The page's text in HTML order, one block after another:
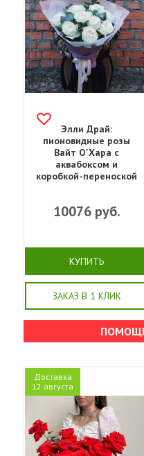
Элли Драй:
пионовидные розы
Вайт О'Хара с
аквабоксом и
коробкой-переноской
10076руб.
КУПИТЬ
ЗАКАЗ В 1 КЛИК
Доставка
12 августа